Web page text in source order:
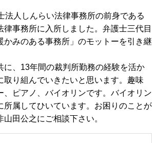
法人しんらい法律事務所の前身である
律事務所に入所しました。弁護士三代目
かみのある事務所」のモットーを引き継
に、13年間の裁判所勤務の経験を活か
取り組んでいきたいと思います。趣味
、ピアノ、バイオリンです。バイオリン
所属してひいています。お困りのことが
田公之にご相談下さい。